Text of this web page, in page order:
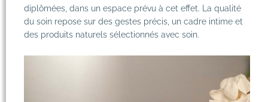
diplômées, dans un espace prévu à cet effet. La qualité
du soin repose sur des gestes précis, un cadre intime et
des produits naturels sélectionnés avec soin.